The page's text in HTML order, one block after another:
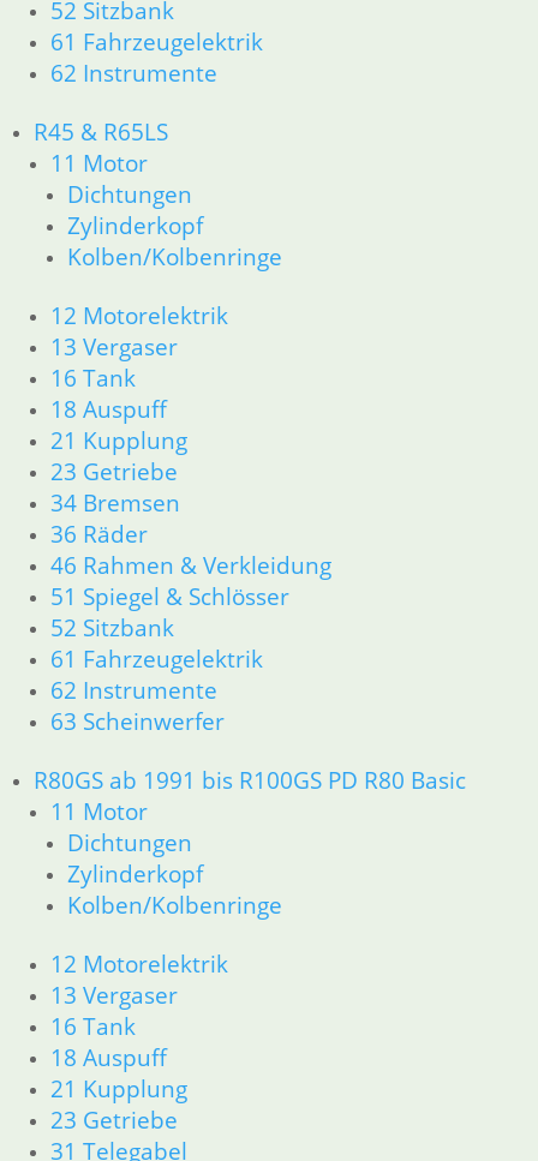
52 Sitzbank
61 Fahrzeugelektrik
62 Instrumente
R45 & R65LS
11 Motor
Dichtungen
Zylinderkopf
Kolben/Kolbenringe
12 Motorelektrik
13 Vergaser
16 Tank
18 Auspuff
21 Kupplung
23 Getriebe
34 Bremsen
36 Räder
46 Rahmen & Verkleidung
51 Spiegel & Schlösser
52 Sitzbank
61 Fahrzeugelektrik
62 Instrumente
63 Scheinwerfer
R80GS ab 1991 bis R100GS PD R80 Basic
11 Motor
Dichtungen
Zylinderkopf
Kolben/Kolbenringe
12 Motorelektrik
13 Vergaser
16 Tank
18 Auspuff
21 Kupplung
23 Getriebe
31 Telegabel
21 Kupplung
23 Getriebe
26 Kardanwelle
32 Lenkung
33 Antrieb
34 Bremsen
36 Räder
46 Rahmen & Verkleidung R60/6 – R90/S
52 Sitzbank
61 Fahrzeugelektrik
62 Instrumente
R 60/7 – R 100 RT Bj. 1976 – 1979
11 Motor
Dichtungen
Kolben/Kolbenringe
Zylinderkopf
12 Motorelektrik
13 Vergaser
16 Tank
18 Auspuff
21 Kupplung
23 Getriebe
26 Kardanwelle
31 Telegabel
33 Antrieb
34 Bremsen
36 Räder
46 Rahmen & Verkleidung
51 Spiegel & Schlösser
52 Sitzbank
62 Instrumente
63 Scheinwerfer
R80/100 R80/100 RT 1980 bis 1984
11 Motor
Dichtungen
Kolben/Kolbenringe
Zylinderkopf